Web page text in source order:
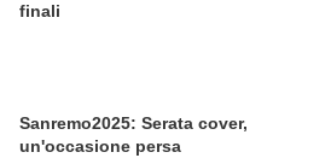
finali
Sanremo2025: Serata cover,
un'occasione persa